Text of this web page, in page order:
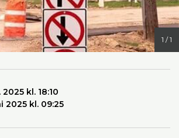
1 / 1
kl. 18:10
2025 kl. 09:25